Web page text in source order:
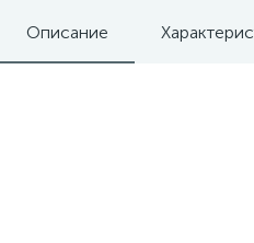
Описание